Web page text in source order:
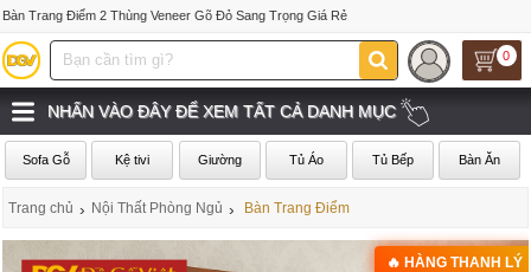
Bàn Trang Điểm 2 Thùng Veneer Gõ Đỏ Sang Trọng Giá Rẻ
0
NHẤN VÀO ĐÂY ĐỂ XEM TẤT CẢ DANH MỤC
Sofa Gỗ Kệ tivi Giường Tủ Áo Tủ Bếp Bàn Ăn
Trang chủ › Nội Thất Phòng Ngủ › Bàn Trang Điểm
🔥 HÀNG THANH LÝ